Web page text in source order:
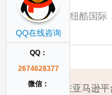
作者：纽酷国际
在亚马逊
QQ在线咨询
QQ：
2674628377
微信：